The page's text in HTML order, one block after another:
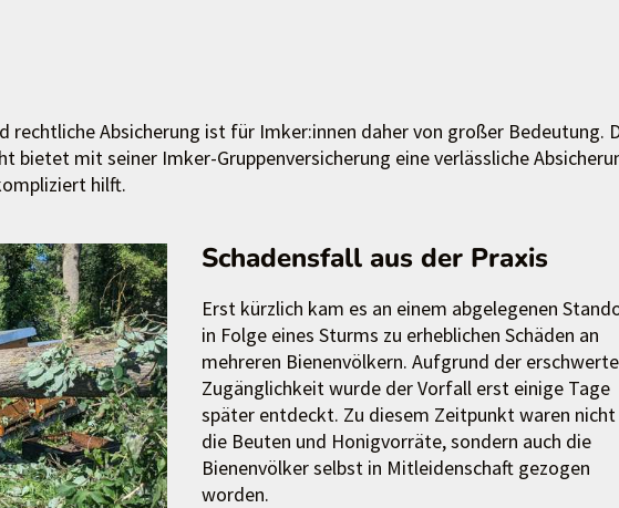
rechtliche Absicherung ist für Imker:innen daher von großer Bedeutung.
bietet mit seiner Imker-Gruppenversicherung eine verlässliche
hilft.
Schadensfall aus der Praxis
Erst kürzlich kam es an einem abgelegenen
in Folge eines Sturms zu erheblichen Schäden an
mehreren Bienenvölkern. Aufgrund der
Zugänglichkeit wurde der Vorfall erst einige Tage
später entdeckt. Zu diesem Zeitpunkt waren nicht
die Beuten und Honigvorräte, sondern auch die
Bienenvölker selbst in Mitleidenschaft gezogen
worden.